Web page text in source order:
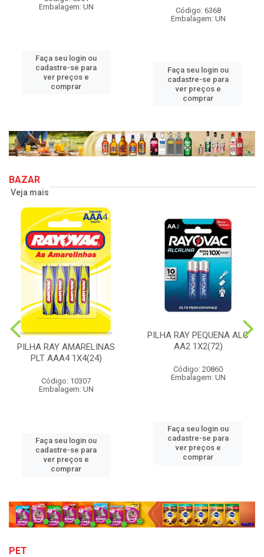
Embalagem: UN
Faça seu login ou
cadastre-se para
ver preços e
comprar
Código: 6368
Embalagem: UN
Faça seu login ou
cadastre-se para
ver preços e
comprar
BAZAR
Veja mais
PILHA RAY AMARELINAS
PLT AAA4 1X4(24)
Código: 10307
Embalagem: UN
Faça seu login ou
cadastre-se para
ver preços e
comprar
PILHA RAY PEQUENA ALC
AA2 1X2(72)
Código: 20860
Embalagem: UN
Faça seu login ou
cadastre-se para
ver preços e
comprar
PET